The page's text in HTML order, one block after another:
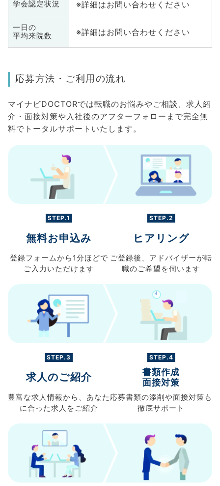
学会認定状況 ※詳細はお問い合わせください
一日の
平均来院数
※詳細はお問い合わせください
応募方法・ご利用の流れ
マイナビDOCTORでは転職のお悩みやご相談、求人紹
介・面接対策や入社後のアフターフォローまで完全無
料でトータルサポートいたします。
STEP.1
無料お申込み
登録フォームから 1分ほどで
ご入力 いただけます
STEP.2
ヒアリング
ご登録後、 アドバイザーが転
職のご希望を伺います
STEP.3
求人のご紹介
豊富な求人情報から、 あなた
に合った求人を ご紹介
STEP.4
書類作成
面接対策
応募書類の添削や面接対策も
徹底サポート